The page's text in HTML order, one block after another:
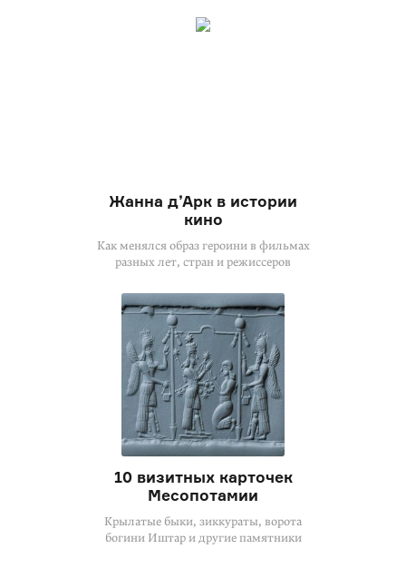
Жанна д’Арк в истории
кино
Как менялся образ героини в фильмах
разных лет, стран и режиссеров
10 визитных карточек
Месопотамии
Крылатые быки, зиккураты, ворота
богини Иштар и другие памятники